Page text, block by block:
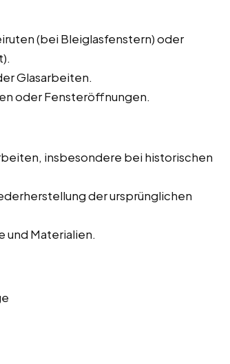
(bei Bleiglasfenstern) oder
Glasarbeiten.
oder Fensteröffnungen.
insbesondere bei historischen
der ursprünglichen
und Materialien.